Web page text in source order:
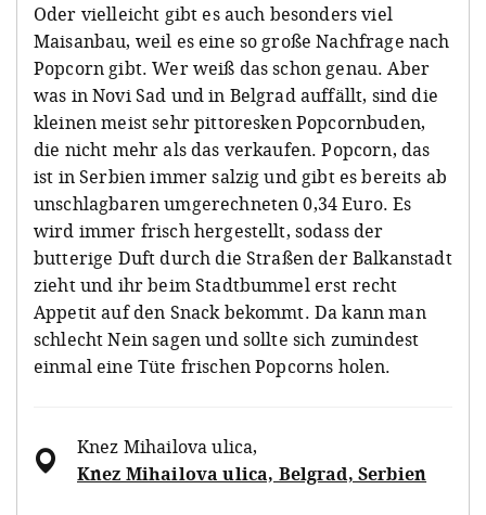
Oder vielleicht gibt es auch besonders viel
Maisanbau, weil es eine so große Nachfrage nach
Popcorn gibt. Wer weiß das schon genau. Aber
was in Novi Sad und in Belgrad auffällt, sind die
kleinen meist sehr pittoresken Popcornbuden,
die nicht mehr als das verkaufen. Popcorn, das
ist in Serbien immer salzig und gibt es bereits ab
unschlagbaren umgerechneten 0,34 Euro. Es
wird immer frisch hergestellt, sodass der
butterige Duft durch die Straßen der Balkanstadt
zieht und ihr beim Stadtbummel erst recht
Appetit auf den Snack bekommt. Da kann man
schlecht Nein sagen und sollte sich zumindest
einmal eine Tüte frischen Popcorns holen.
Knez Mihailova ulica,
Knez Mihailova ulica, Belgrad, Serbien